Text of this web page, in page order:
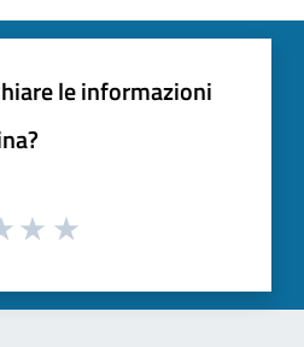
le informazioni